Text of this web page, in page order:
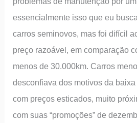
essencialmente isso que eu
carros seminovos, mas foi difícil
preço razoável, em comparação
menos de 30.000km. Carros
desconfiava dos motivos da
com preços esticados, muito
com suas “promoções” de